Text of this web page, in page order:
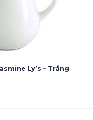
Ly’s – Trắng